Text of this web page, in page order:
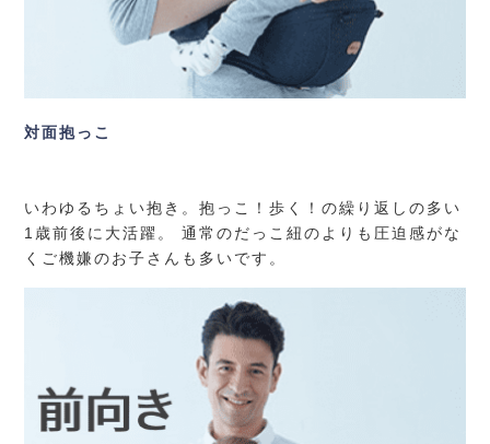
対面抱っこ
いわゆるちょい抱き。抱っこ！歩く！の繰り返しの多い
1歳前後に大活躍。 通常のだっこ紐のよりも圧迫感がな
くご機嫌のお子さんも多いです。